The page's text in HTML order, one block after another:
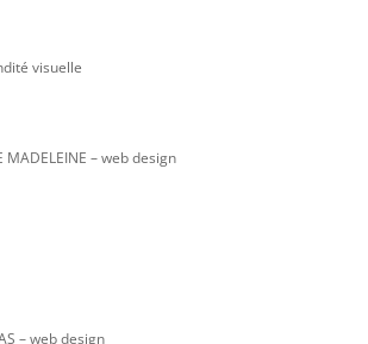
visuelle
MADELEINE – web design
– web design